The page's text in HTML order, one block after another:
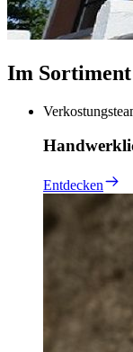
Im Sortiment
Entdecken